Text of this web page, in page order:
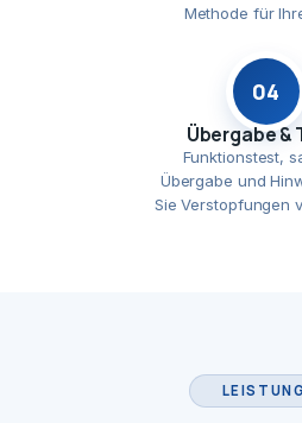
Methode für
04
Übergabe &
Funktionstest,
Übergabe und
Sie Verstopfungen